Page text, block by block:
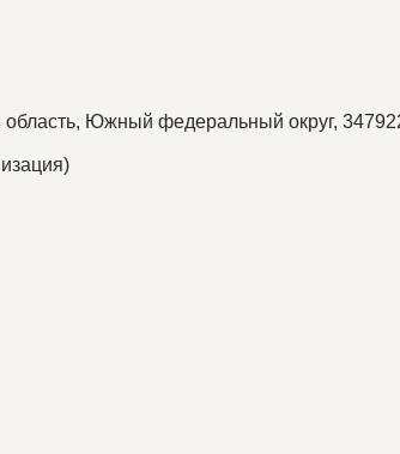
область, Южный федеральный округ,